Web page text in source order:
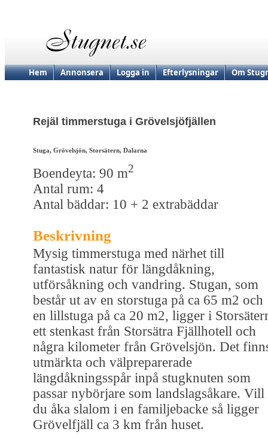
Hem Annonsera Logga in Efterlysningar Om
Rejäl timmerstuga i Grövelsjöfjällen
Stuga, Grövelsjön, Storsätern, Dalarna
Boendeyta: 90 m2
Antal rum: 4
Antal bäddar: 10 + 2 extrabäddar
Beskrivning
Mysig timmerstuga med närhet till
fantastisk natur för längdåkning,
utförsåkning och vandring. Stugan, som
består ut av en storstuga på ca 65 m2 och
en lillstuga på ca 20 m2, ligger i
ett stenkast från Storsätra Fjällhotell och
några kilometer från Grövelsjön. Det
utmärkta och välpreparerade
längdåkningsspår inpå stugknuten som
passar nybörjare som landslagsåkare. Vill
du åka slalom i en familjebacke så ligger
Grövelfjäll ca 3 km från huset.